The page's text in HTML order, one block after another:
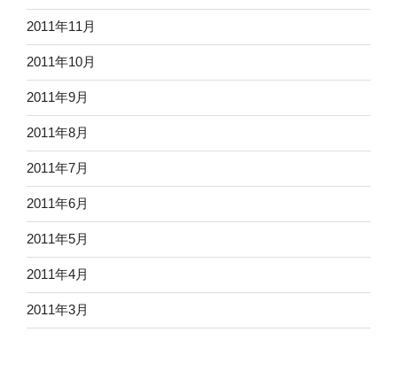
2011年11月
2011年10月
2011年9月
2011年8月
2011年7月
2011年6月
2011年5月
2011年4月
2011年3月